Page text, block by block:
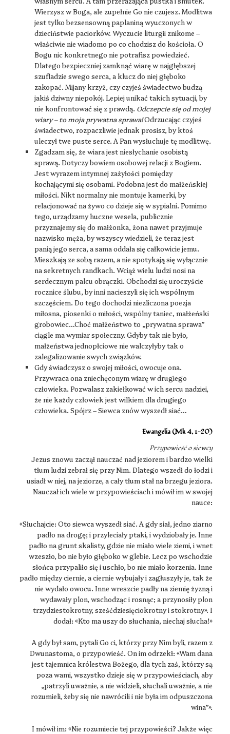
Wierzysz w Boga, ale zupełnie Go nie czujesz. Modlitwa
jest tylko bezsensowną paplaniną wyuczonych w
dzieciństwie paciorków. Wyczucie liturgii znikome –
właściwie nie wiadomo po co chodzisz do kościoła. O
Bogu nic konkretnego nie potrafisz powiedzieć.
Dlatego bezpieczniej zamknąć wiarę w najgłębszej
szufladzie swego serca, a klucz do niej głęboko
zakopać. Mijany krzyż, czy czyjeś świadectwo budzą
jakiś dziwny niepokój. Lepiej unikać takich sytuacji, by
nie konfrontować się z prawdą. Odczepcie się od mojej
wiary – to moja prywatna sprawa!Odrzucając czyjeś
świadectwo, rozpaczliwie jednak prosisz, by ktoś
uleczył twe puste serce. A Pan wysłuchuje tę modlitwę.
Zgadzam się, że wiara jest niesłychanie osobistą
sprawą. Dotyczy bowiem osobowej relacji z Bogiem.
Jest wyrazem intymnej zażyłości pomiędzy
kochającymi się osobami. Podobna jest do małżeńskiej
miłości. Nikt normalny nie montuje kamerki, by
relacjonować na żywo co dzieje się w sypialni. Pomimo
tego, urządzamy huczne wesela, publicznie
przyznajemy się do małżonka, żona nawet przyjmuje
nazwisko męża, by wszyscy wiedzieli, że teraz jest
panią jego serca, a sama oddała się całkowicie jemu.
Mieszkają ze sobą razem, a nie spotykają się wyłącznie
na sekretnych randkach. Wciąż wielu ludzi nosi na
serdecznym palcu obrączki. Obchodzi się uroczyście
rocznice ślubu, by inni nacieszyli się ich wspólnym
szczęściem. Do tego dochodzi niezliczona poezja
miłosna, piosenki o miłości, wspólny taniec, małżeński
grobowiec…Choć małżeństwo to „prywatna sprawa”
ciągle ma wymiar społeczny. Gdyby tak nie było,
małżeństwa jednopłciowe nie walczyłyby tak o
zalegalizowanie swych związków.
Gdy świadczysz o swojej miłości, owocuje ona.
Przywraca ona zniechęconym wiarę w drugiego
człowieka. Pozwalasz zakiełkować w ich sercu nadziei,
że nie każdy człowiek jest wilkiem dla drugiego
człowieka. Spójrz – Siewca znów wyszedł siać…
Ewangelia (Mk 4, 1-20)
Przypowieść o siewcy
Jezus znowu zaczął nauczać nad jeziorem i bardzo wielki
tłum ludzi zebrał się przy Nim. Dlatego wszedł do łodzi i
usiadł w niej, na jeziorze, a cały tłum stał na brzegu jeziora.
Nauczał ich wiele w przypowieściach i mówił im w swojej
nauce:
«Słuchajcie: Oto siewca wyszedł siać. A gdy siał, jedno ziarno
padło na drogę; i przyleciały ptaki, i wydziobały je. Inne
padło na grunt skalisty, gdzie nie miało wiele ziemi, i wnet
wzeszło, bo nie było głęboko w glebie. Lecz po wschodzie
słońca przypaliło się i uschło, bo nie miało korzenia. Inne
padło między ciernie, a ciernie wybujały i zagłuszyły je, tak że
nie wydało owocu. Inne wreszcie padły na ziemię żyzną i
wydawały plon, wschodząc i rosnąc; a przynosiły plon
trzydziestokrotny, sześćdziesięciokrotny i stokrotny». I
dodał: «Kto ma uszy do słuchania, niechaj słucha!»
A gdy był sam, pytali Go ci, którzy przy Nim byli, razem z
Dwunastoma, o przypowieść. On im odrzekł: «Wam dana
jest tajemnica królestwa Bożego, dla tych zaś, którzy są
poza wami, wszystko dzieje się w przypowieściach, aby
„patrzyli uważnie, a nie widzieli, słuchali uważnie, a nie
rozumieli, żeby się nie nawrócili i nie była im odpuszczona
wina”».
I mówił im: «Nie rozumiecie tej przypowieści? Jakże więc